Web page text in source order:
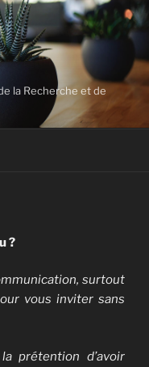
la Recherche et de
?
surtout
vous inviter sans
prétention d’avoir